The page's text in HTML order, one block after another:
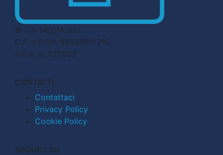
© CN MEDIA S.r.l.
C.F. e P.IVA 04998911210
R.E.A. n. 727803
CONTATTI
Contattaci
Privacy Policy
Cookie Policy
SEGUICI SU